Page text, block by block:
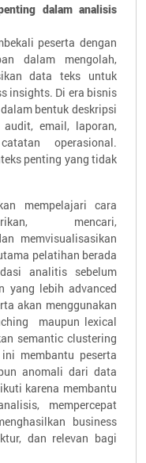
dalam analisis
peserta dengan
dalam mengolah,
data teks untuk
insights. Di era bisnis
bentuk deskripsi
email, laporan,
operasional.
penting yang tidak
mempelajari cara
mencari,
memvisualisasikan
pelatihan berada
analitis sebelum
yang lebih advanced
akan menggunakan
maupun lexical
semantic clustering
membantu peserta
anomali dari data
karena membantu
mempercepat
business
dan relevan bagi